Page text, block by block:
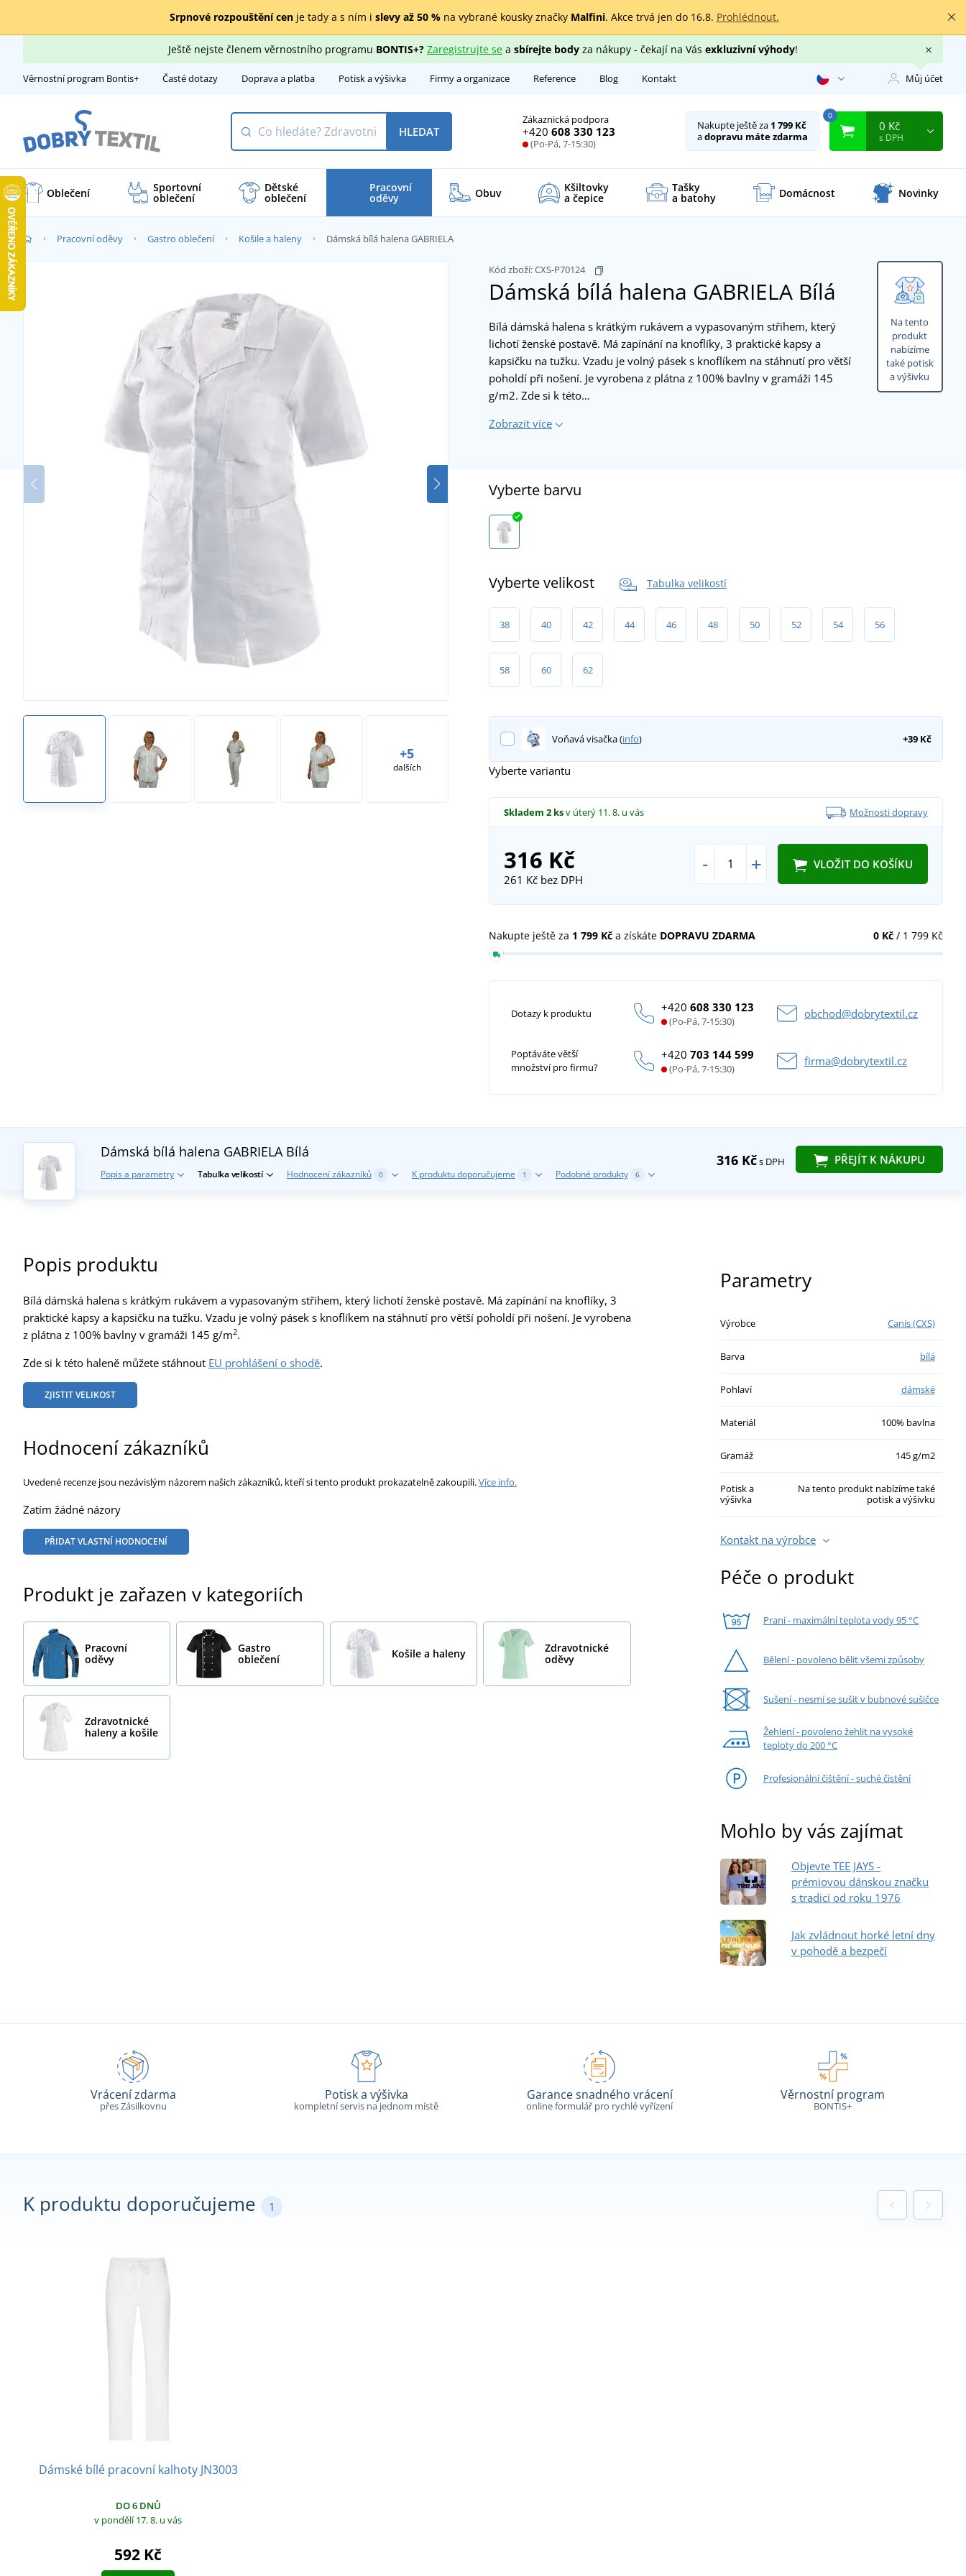
Srpnové rozpouštění cenje tady a s ním i slevy až 50 %na vybrané kousky značky Malfini. Akce trvá jen do 16.8. Prohlédnout.
Ještě nejste členem věrnostního programu BONTIS+? Zaregistrujte sea sbírejte bodyza nákupy - čekají na Vás exkluzivní výhody!
Věrnostní program Bontis+ Časté dotazy Doprava a platba Potisk a výšivka Firmy a organizace Reference Blog Kontakt Můj účet
Zákaznická podpora
+420 608 330 123
(Po-Pá, 7-15:30)
HLEDAT Nakupte ještě za 1 799 Kč
adopravu máte zdarma
0
0 Kč
s DPH
Oblečení Sportovní
oblečení
Dětské
oblečení
Pracovní
oděvy Obuv Kšiltovky
a čepice
Tašky
a batohy Domácnost Novinky
Pracovní oděvy Gastro oblečení Košile a haleny Dámská bílá halena GABRIELA
Na tento
produkt
nabízíme
také potisk
a výšivku
Kód zboží:CXS-P70124
Dámská bílá halena GABRIELA Bílá
+5
dalších
Bílá dámská halena s krátkým rukávem a vypasovaným střihem, který
lichotí ženské postavě. Má zapínání na knoflíky, 3 praktické kapsy a
kapsičku na tužku. Vzadu je volný pásek s knoflíkem na stáhnutí pro větší
poholdí při nošení. Je vyrobena z plátna z 100% bavlny v gramáži 145
g/m2. Zde si k této…
Zobrazit více
Vyberte barvu
Vyberte velikost Tabulka velikostí
38 40 42 44 46 48 50 52 54 56
58 60 62
Voňavá visačka (info) +39 Kč
Vyberte variantu
Skladem 2 ksv úterý 11. 8. u vás Možnosti dopravy
316 Kč
261 Kčbez DPH
- + VLOŽIT DO KOŠÍKU
0 Kč/ 1 799 Kč
Nakupte ještě za 1 799 Kč a získáte DOPRAVU ZDARMA
Dotazy k produktu +420608 330 123
(Po-Pá, 7-15:30)
obchod@dobrytextil.cz
Poptáváte větší
množství pro firmu?
+420703 144 599
(Po-Pá, 7-15:30)
firma@dobrytextil.cz
316 Kčs DPH PŘEJÍT K NÁKUPU
Dámská bílá halena GABRIELA Bílá
Popis a parametry Tabulka velikostí Hodnocení zákazníků 0 K produktu doporučujeme 1 Podobné produkty 6
Popis produktu
Bílá dámská halena s krátkým rukávem a vypasovaným střihem, který lichotí ženské postavě. Má zapínání na knoflíky, 3
praktické kapsy a kapsičku na tužku. Vzadu je volný pásek s knoflíkem na stáhnutí pro větší poholdí při nošení. Je vyrobena
z plátna z 100% bavlny v gramáži 145 g/m2.
Zde si k této haleně můžete stáhnout EU prohlášení o shodě.
ZJISTIT VELIKOST
Hodnocení zákazníků
Uvedené recenze jsou nezávislým názorem našich zákazníků, kteří si tento produkt prokazatelně zakoupili.Více info.
Zatím žádné názory
PŘIDAT VLASTNÍ HODNOCENÍ
Produkt je zařazen v kategoriích
Pracovní
oděvy
Gastro
oblečení
Košile a haleny
Zdravotnické
oděvy
Zdravotnické
haleny a košile
Parametry
Výrobce Canis (CXS)
Barva bílá
Pohlaví dámské
Materiál 100% bavlna
Gramáž 145 g/m2
Potisk a
výšivka
Na tento produkt nabízíme také
potisk a výšivku
Kontakt na výrobce
Péče o produkt
Praní - maximální teplota vody 95 °C
Bělení - povoleno bělit všemi způsoby
Sušení - nesmí se sušit v bubnové sušičce
Žehlení - povoleno žehlit na vysoké
teploty do 200 °C
Profesionální čištění - suché čistění
Mohlo by vás zajímat
Objevte TEE JAYS -
prémiovou dánskou značku
s tradicí od roku 1976
Jak zvládnout horké letní dny
v pohodě a bezpečí
Vrácení zdarma
přes Zásilkovnu
Potisk a výšivka
kompletní servis na jednom místě
Garance snadného vrácení
online formulář pro rychlé vyřízení
Věrnostní program
BONTIS+
K produktu doporučujeme 1
Dámské bílé pracovní kalhoty JN3003
DO 6 DNŮ
v pondělí 17. 8. u vás
592 Kč